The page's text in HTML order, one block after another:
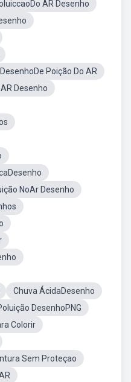
AR Desenho
DesenhoDe Poição Do AR
Desenho
NoAr Desenho
Chuva ÁcidaDesenho
DesenhoPNG
Colorir
Sem Proteçao